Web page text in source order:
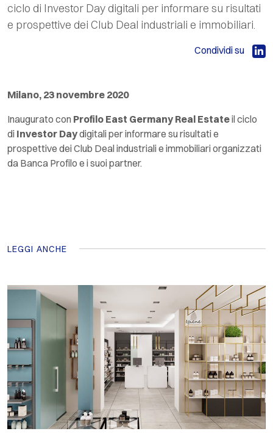
ciclo di Investor Day digitali per informare su risultati
e prospettive dei Club Deal industriali e immobiliari.
Condividi su
Milano, 23 novembre 2020
Inaugurato con Profilo East Germany Real Estateil ciclo
di Investor Daydigitali per informare su risultati e
prospettive dei Club Deal industriali e immobiliari organizzati
da Banca Profilo e i suoi partner.
LEGGI ANCHE